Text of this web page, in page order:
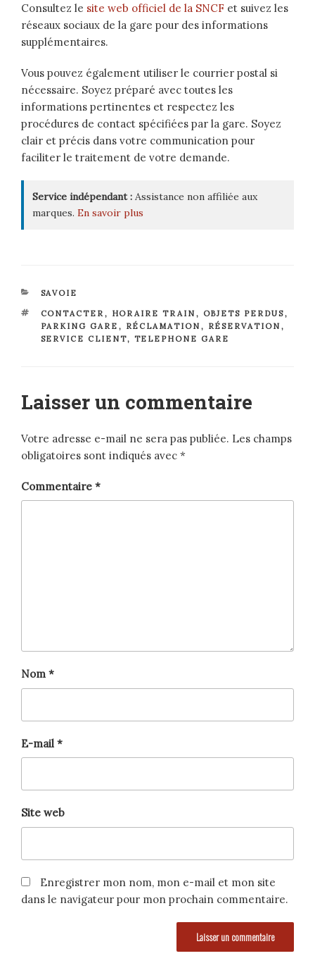
Consultez le site web officiel de la SNCF et suivez les
réseaux sociaux de la gare pour des informations
supplémentaires.
Vous pouvez également utiliser le courrier postal si
nécessaire. Soyez préparé avec toutes les
informations pertinentes et respectez les
procédures de contact spécifiées par la gare. Soyez
clair et précis dans votre communication pour
faciliter le traitement de votre demande.
Service indépendant : Assistance non affiliée aux
marques. En savoir plus
CATÉGORIES
SAVOIE
ÉTIQUETTES
CONTACTER, HORAIRE TRAIN , OBJETS PERDUS,
PARKING GARE , RÉCLAMATION , RÉSERVATION ,
SERVICE CLIENT, TELEPHONE GARE
Laisser un commentaire
Votre adresse e-mail ne sera pas publiée. Les champs
obligatoires sont indiqués avec *
Commentaire *
Nom *
E-mail *
Site web
Enregistrer mon nom, mon e-mail et mon site
dans le navigateur pour mon prochain commentaire.